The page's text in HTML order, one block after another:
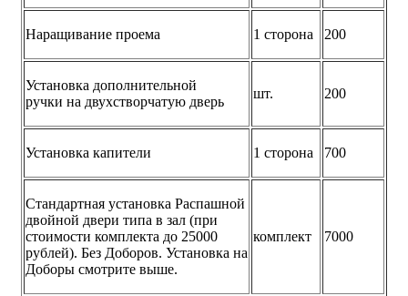
Наращивание проема 1 сторона 200
Установка дополнительной
ручки на двухстворчатую дверь
шт. 200
Установка капители 1 сторона 700
Стандартная установка Распашной
двойной двери типа в зал (при
стоимости комплекта до 25000
рублей). Без Доборов. Установка на
Доборы смотрите выше.
комплект 7000